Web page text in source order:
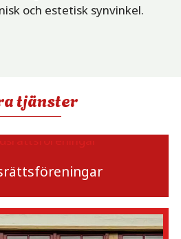
och estetisk synvinkel.
tjänster